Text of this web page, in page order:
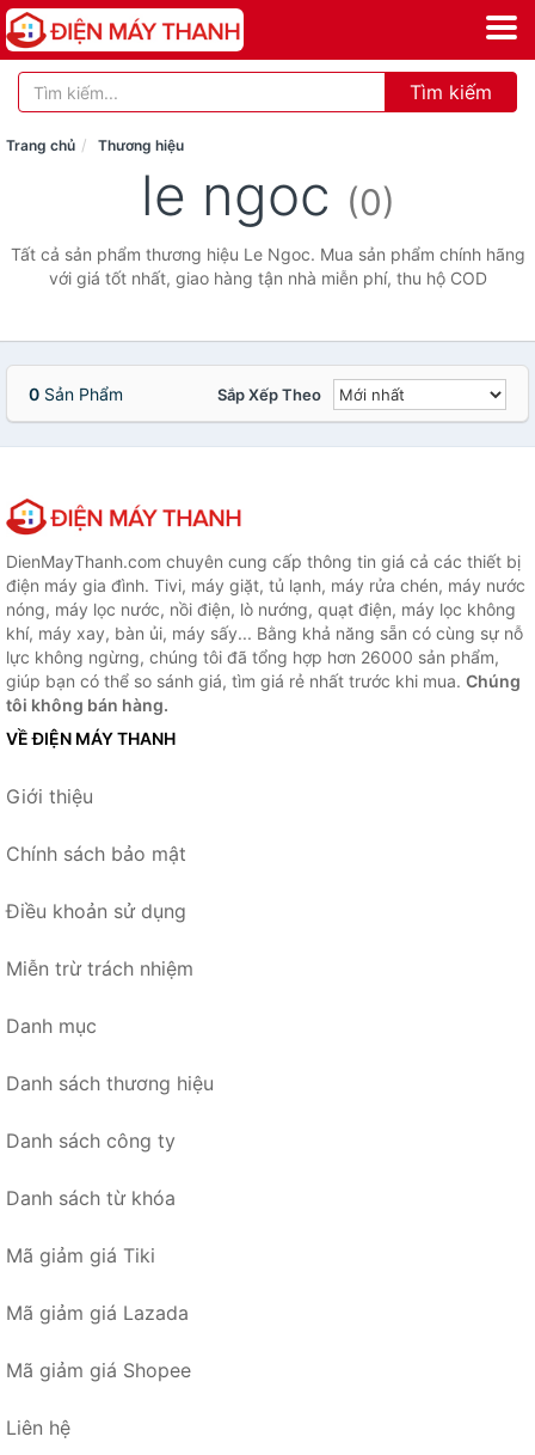
Tìm kiếm
Trang chủ Thương hiệu
le ngoc (0)
Tất cả sản phẩm thương hiệu Le Ngoc. Mua sản phẩm chính hãng
với giá tốt nhất, giao hàng tận nhà miễn phí, thu hộ COD
0 Sản Phẩm Sắp Xếp Theo
DienMayThanh.com chuyên cung cấp thông tin giá cả các thiết bị
điện máy gia đình. Tivi, máy giặt, tủ lạnh, máy rửa chén, máy nước
nóng, máy lọc nước, nồi điện, lò nướng, quạt điện, máy lọc không
khí, máy xay, bàn ủi, máy sấy... Bằng khả năng sẵn có cùng sự nỗ
lực không ngừng, chúng tôi đã tổng hợp hơn 26000 sản phẩm,
giúp bạn có thể so sánh giá, tìm giá rẻ nhất trước khi mua. Chúng
tôi không bán hàng.
VỀ ĐIỆN MÁY THANH
Giới thiệu
Chính sách bảo mật
Điều khoản sử dụng
Miễn trừ trách nhiệm
Danh mục
Danh sách thương hiệu
Danh sách công ty
Danh sách từ khóa
Mã giảm giá Tiki
Mã giảm giá Lazada
Mã giảm giá Shopee
Liên hệ